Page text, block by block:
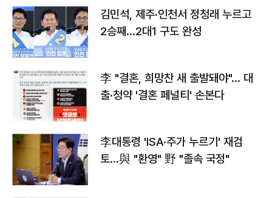
김민석, 제주·인천서 정청래 누르고
2승째…2대1 구도 완성
李 "결혼, 희망찬 새 출발돼야"… 대
출·청약 '결혼 페널티' 손본다
李대통령 'ISA·주가 누르기' 재검
토…與 "환영" 野 "졸속 국정"